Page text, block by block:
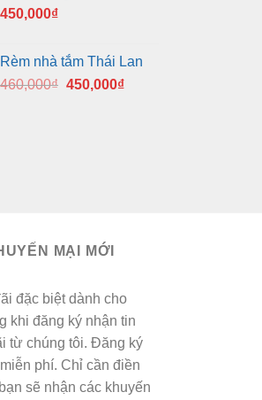
450,000₫
Rèm nhà tắm Thái Lan
460,000₫ Giá
450,000₫Giá
MẠI MỚI
đặc biệt dành cho
khi đăng ký nhận tin
từ chúng tôi. Đăng ký
phí. Chỉ cần điền
sẽ nhận các khuyến